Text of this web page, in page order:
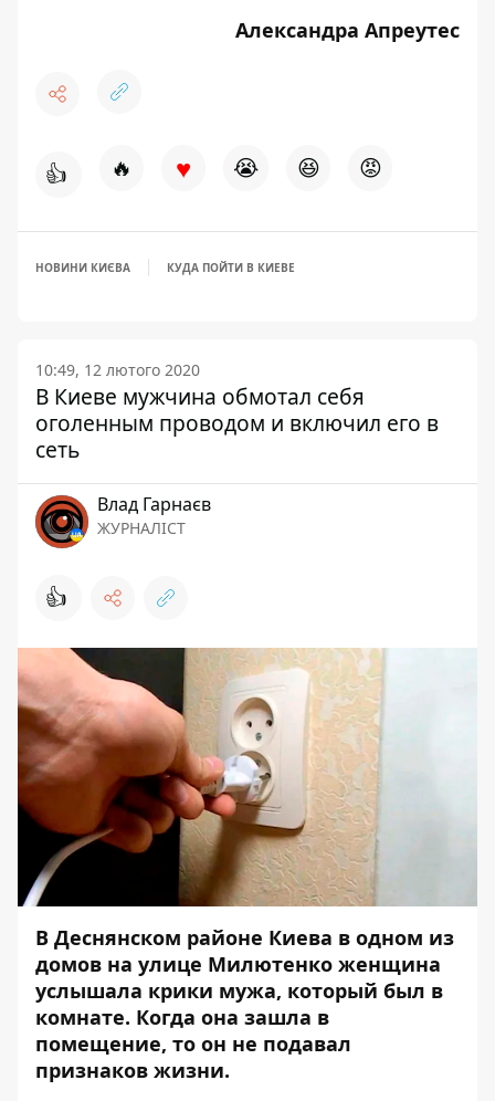
Александра Апреутес
👍 🔥 ♥ 😭 😆 😡
НОВИНИ КИЄВА КУДА ПОЙТИ В КИЕВЕ
10:49, 12 лютого 2020
В Киеве мужчина обмотал себя
оголенным проводом и включил его в
сеть
Влад Гарнаєв
ЖУРНАЛІСТ
👍
В Деснянском районе Киева в одном из
домов на улице Милютенко женщина
услышала крики мужа, который был в
комнате. Когда она зашла в
помещение, то он не подавал
признаков жизни.